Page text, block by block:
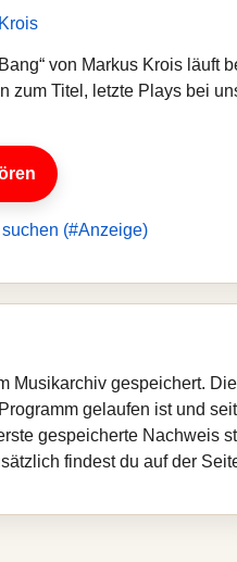
von Markus Krois läuft
zum Titel, letzte Plays bei
(#Anzeige)
Musikarchiv gespeichert.
gelaufen ist und
gespeicherte Nachweis
findest du auf der